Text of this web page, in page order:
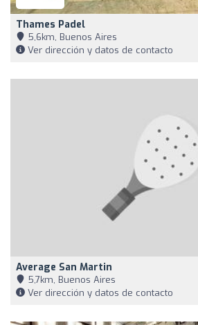
Thames Padel
5,6km, Buenos Aires
Ver dirección y datos de contacto
Average San Martin
5,7km, Buenos Aires
Ver dirección y datos de contacto